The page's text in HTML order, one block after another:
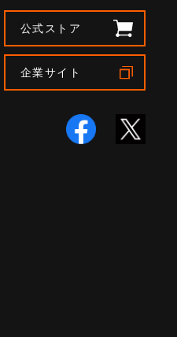
公式ストア
企業サイト